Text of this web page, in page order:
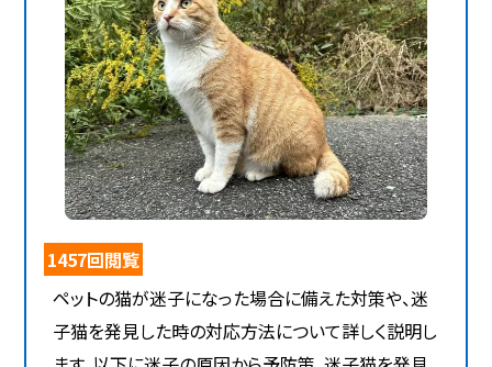
1457回閲覧
ペットの猫が迷子になった場合に備えた対策や、迷
子猫を発見した時の対応方法について詳しく説明し